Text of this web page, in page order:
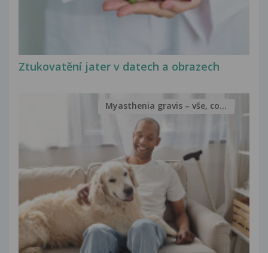
Ztukovatění jater v datech a obrazech
Myasthenia gravis – vše, co...